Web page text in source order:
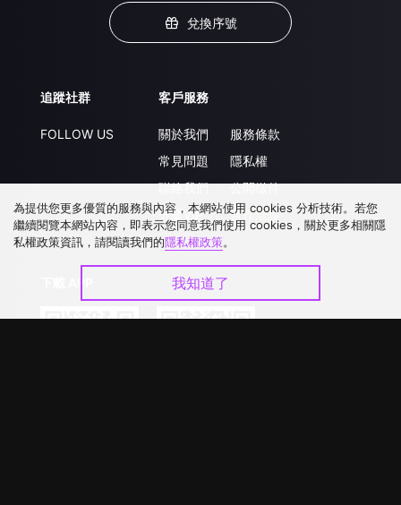
兌換序號
追蹤社群
FOLLOW US
客戶服務
關於我們
常見問題
聯絡我們
升級VIP
服務條款
隱私權
公開徵件
合作洽談
為提供您更多優質的服務與內容，本網站使用 cookies 分析技術。若您
繼續閱覽本網站內容，即表示您同意我們使用 cookies，關於更多相關隱
私權政策資訊，請閱讀我們的隱私權政策。
我知道了